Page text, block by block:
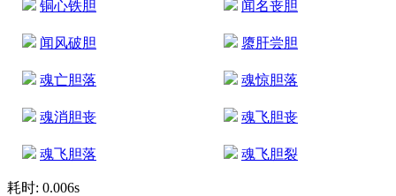
铜心铁胆 闻名丧胆
闻风破胆 隳肝尝胆
魂亡胆落 魂惊胆落
魂消胆丧 魂飞胆丧
魂飞胆落 魂飞胆裂
耗时: 0.006s